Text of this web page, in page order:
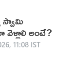
స్వామి
అంటే?
11:08 IST